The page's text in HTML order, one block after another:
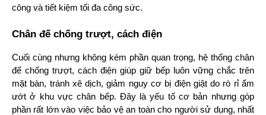
công và tiết kiệm tối đa công sức.
Chân đế chống trượt, cách điện
Cuối cùng nhưng không kém phần quan trọng, hệ thống chân
đế chống trượt, cách điện giúp giữ bếp luôn vững chắc trên
mặt bàn, tránh xê dịch, giảm nguy cơ bị điện giật do rò rỉ ẩm
ướt ở khu vực chân bếp. Đây là yếu tố cơ bản nhưng góp
phần rất lớn vào việc bảo vệ an toàn cho người sử dụng, nhất